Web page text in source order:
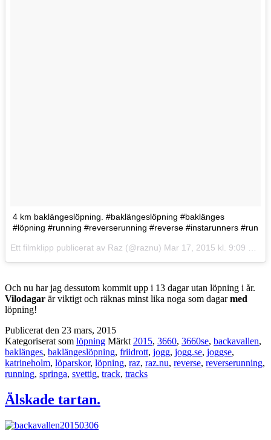
4 km baklängeslöpning. #baklängeslöpning #baklänges
#löpning #running #reverserunning #reverse #instarunners #run
Ett filmklipp publicerat av Raz (@raznu) Mar 17, 2015 kl. 9:09 PDT
Och nu har jag dessutom kommit upp i 13 dagar utan löpning i år.
Vilodagar är viktigt och räknas minst lika noga som dagarmed
löpning!
Publicerat den 23 mars, 2015
Kategoriserat som löpning Märkt2015, 3660, 3660se, backavallen,
baklänges, baklängeslöpning, friidrott, jogg, jogg.se, joggse,
katrineholm, löparskor, löpning, raz, raz.nu, reverse, reverserunning,
running, springa, svettig, track, tracks
Älskade tartan.